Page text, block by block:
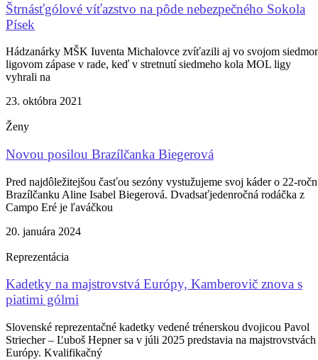
Štrnásťgólové víťazstvo na pôde nebezpečného Sokola
Písek
Hádzanárky MŠK Iuventa Michalovce zvíťazili aj vo svojom
ligovom zápase v rade, keď v stretnutí siedmeho kola MOL ligy
vyhrali na
23. októbra 2021
Ženy
Novou posilou Brazílčanka Biegerová
Pred najdôležitejšou časťou sezóny vystužujeme svoj káder o 22-
Brazílčanku Aline Isabel Biegerová. Dvadsaťjedenročná rodáčka z
Campo Eré je ľaváčkou
20. januára 2024
Reprezentácia
Kadetky na majstrovstvá Európy, Kamberovič znova s
piatimi gólmi
Slovenské reprezentačné kadetky vedené trénerskou dvojicou Pavol
Striecher – Ľuboš Hepner sa v júli 2025 predstavia na majstrovstvách
Európy. Kvalifikačný